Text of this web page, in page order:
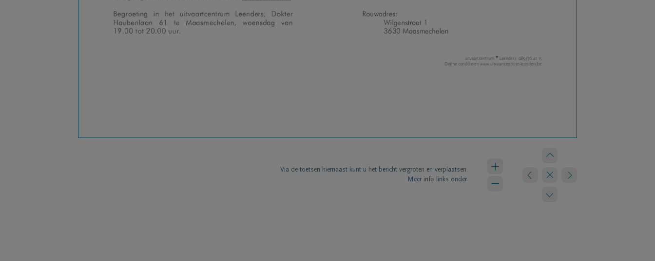
Via de toetsen hiernaast kunt u het bericht vergroten en verplaatsen.
Meer info links onder.